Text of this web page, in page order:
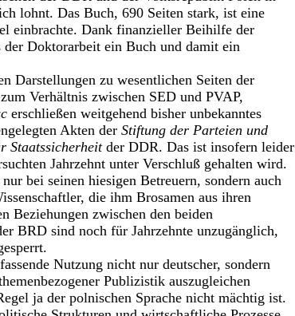
lohnt. Das Buch, 690 Seiten stark, ist eine
einbrachte. Dank finanzieller Beihilfe der
der Doktorarbeit ein Buch und damit ein
Darstellungen zu wesentlichen Seiten der
Verhältnis zwischen SED und PVAP,
erschließen weitgehend bisher unbekanntes
Akten der Stiftung der Parteien und
Staatssicherheitder DDR. Das ist insofern leider
Jahrzehnt unter Verschluß gehalten wird.
bei seinen hiesigen Betreuern, sondern auch
die ihm Brosamen aus ihren
Beziehungen zwischen den beiden
BRD sind noch für Jahrzehnte unzugänglich,
Nutzung nicht nur deutscher, sondern
Publizistik auszugleichen
ja der polnischen Sprache nicht mächtig ist.